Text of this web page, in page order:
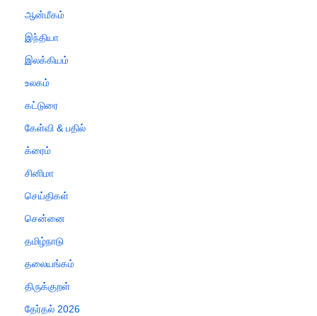
ஆன்மீகம்
இந்தியா
இலக்கியம்
உலகம்
கட்டுரை
கேள்வி & பதில்
க்ரைம்
சினிமா
செய்திகள்
சென்னை
தமிழ்நாடு
தலையங்கம்
திருக்குறள்
தேர்தல் 2026